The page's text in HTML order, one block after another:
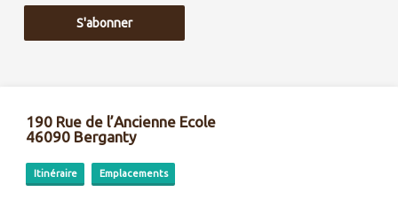
190 Rue de l’Ancienne Ecole
46090 Berganty
Itinéraire Emplacements